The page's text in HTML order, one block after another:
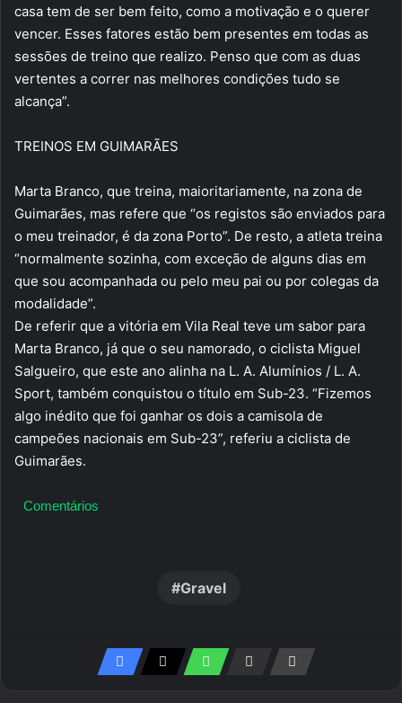
casa tem de ser bem feito, como a motivação e o querer
vencer. Esses fatores estão bem presentes em todas as
sessões de treino que realizo. Penso que com as duas
vertentes a correr nas melhores condições tudo se
alcança”.
TREINOS EM GUIMARÃES
Marta Branco, que treina, maioritariamente, na zona de
Guimarães, mas refere que “os registos são enviados para
o meu treinador, é da zona Porto”. De resto, a atleta treina
“normalmente sozinha, com exceção de alguns dias em
que sou acompanhada ou pelo meu pai ou por colegas da
modalidade”.
De referir que a vitória em Vila Real teve um sabor para
Marta Branco, já que o seu namorado, o ciclista Miguel
Salgueiro, que este ano alinha na L. A. Alumínios / L. A.
Sport, também conquistou o título em Sub-23. “Fizemos
algo inédito que foi ganhar os dois a camisola de
campeões nacionais em Sub-23”, referiu a ciclista de
Guimarães.
Comentários
Gravel